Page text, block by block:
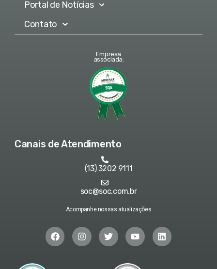
Portal de Notícias
Contato
Empresa
associada:
Canais de Atendimento
(13) 3202 9111
soc@soc.com.br
Acompanhe nossas atualizações